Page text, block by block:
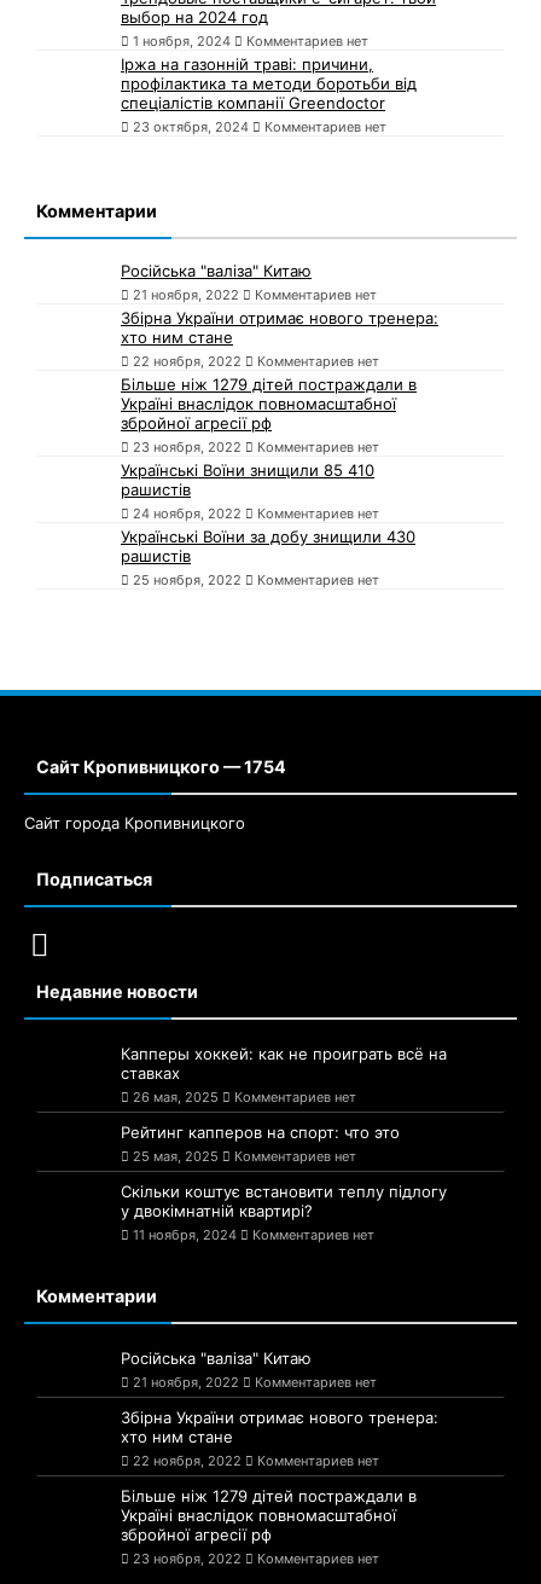
выбор на 2024 год
1 ноября, 2024 Комментариев нет
Іржа на газонній траві: причини,
профілактика та методи боротьби від
спеціалістів компанії Greendoctor
23 октября, 2024 Комментариев нет
Комментарии
Російська "валіза" Китаю
21 ноября, 2022 Комментариев нет
Збірна України отримає нового тренера:
хто ним стане
22 ноября, 2022 Комментариев нет
Більше ніж 1279 дітей постраждали в
Україні внаслідок повномасштабної
збройної агресії рф
23 ноября, 2022 Комментариев нет
Українські Воїни знищили 85 410
рашистів
24 ноября, 2022 Комментариев нет
Українські Воїни за добу знищили 430
рашистів
25 ноября, 2022 Комментариев нет
Сайт Кропивницкого — 1754
Сайт города Кропивницкого
Подписаться
Недавние новости
Капперы хоккей: как не проиграть всё на
ставках
26 мая, 2025 Комментариев нет
Рейтинг капперов на спорт: что это
25 мая, 2025 Комментариев нет
Скільки коштує встановити теплу підлогу
у двокімнатній квартирі?
11 ноября, 2024 Комментариев нет
Комментарии
Російська "валіза" Китаю
21 ноября, 2022 Комментариев нет
Збірна України отримає нового тренера:
хто ним стане
22 ноября, 2022 Комментариев нет
Більше ніж 1279 дітей постраждали в
Україні внаслідок повномасштабної
збройної агресії рф
23 ноября, 2022 Комментариев нет